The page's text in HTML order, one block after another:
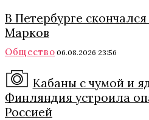
В Петербурге
Марков
Общество 06.08.2026 23:56
Кабаны с чумой и
Финляндия устроила
Россией